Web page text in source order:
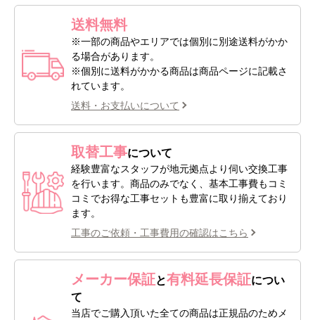
送料無料
※一部の商品やエリアでは個別に別途送料がかか
る場合があります。
※個別に送料がかかる商品は商品ページに記載さ
れています。
送料・お支払いについて
取替工事について
経験豊富なスタッフが地元拠点より伺い交換工事
を行います。商品のみでなく、基本工事費もコミ
コミでお得な工事セットも豊富に取り揃えており
ます。
工事のご依頼・工事費用の確認はこちら
メーカー保証と有料延長保証につい
て
当店でご購入頂いた全ての商品は正規品のためメ